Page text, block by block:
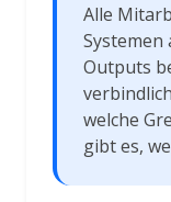
Alle
Outputs
welche
gibt es,